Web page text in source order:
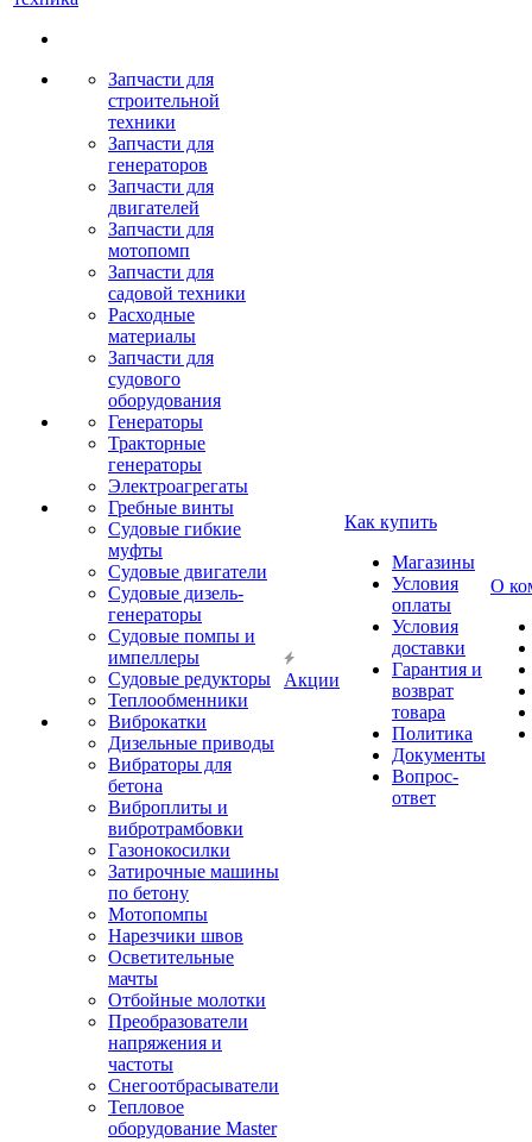
Запчасти для
строительной
техники
Запчасти для
генераторов
Запчасти для
двигателей
Запчасти для
мотопомп
Запчасти для
садовой техники
Расходные
материалы
Запчасти для
судового
оборудования
Генераторы
Тракторные
генераторы
Электроагрегаты
Гребные винты
Судовые гибкие
муфты
Судовые двигатели
Судовые дизель-
генераторы
Судовые помпы и
импеллеры
Судовые редукторы
Теплообменники
Виброкатки
Дизельные приводы
Вибраторы для
бетона
Виброплиты и
вибротрамбовки
Газонокосилки
Затирочные машины
по бетону
Мотопомпы
Нарезчики швов
Осветительные
мачты
Отбойные молотки
Преобразователи
напряжения и
частоты
Снегоотбрасыватели
Тепловое
оборудование Master
Акции
Как купить
Магазины
Условия
оплаты
Условия
доставки
Гарантия и
возврат
товара
Политика
Документы
Вопрос-
ответ
О